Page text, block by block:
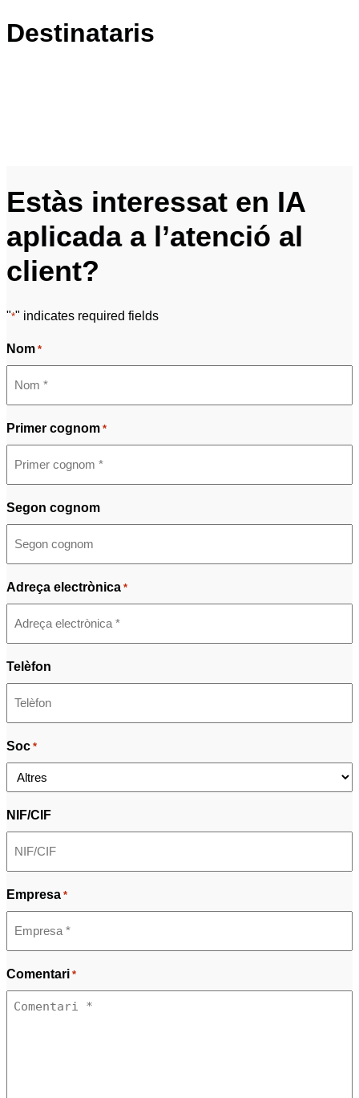
Destinataris
Estàs interessat en IA
aplicada a l’atenció al
client?
"*" indicates required fields
Nom *
Primer cognom *
Segon cognom
Adreça electrònica *
Telèfon
Soc *
NIF/CIF
Empresa *
Comentari *